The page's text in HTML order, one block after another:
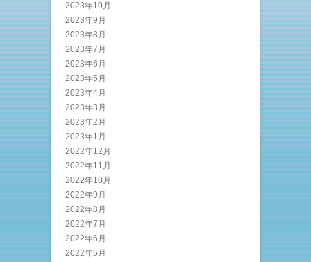
2023年10月
2023年9月
2023年8月
2023年7月
2023年6月
2023年5月
2023年4月
2023年3月
2023年2月
2023年1月
2022年12月
2022年11月
2022年10月
2022年9月
2022年8月
2022年7月
2022年6月
2022年5月